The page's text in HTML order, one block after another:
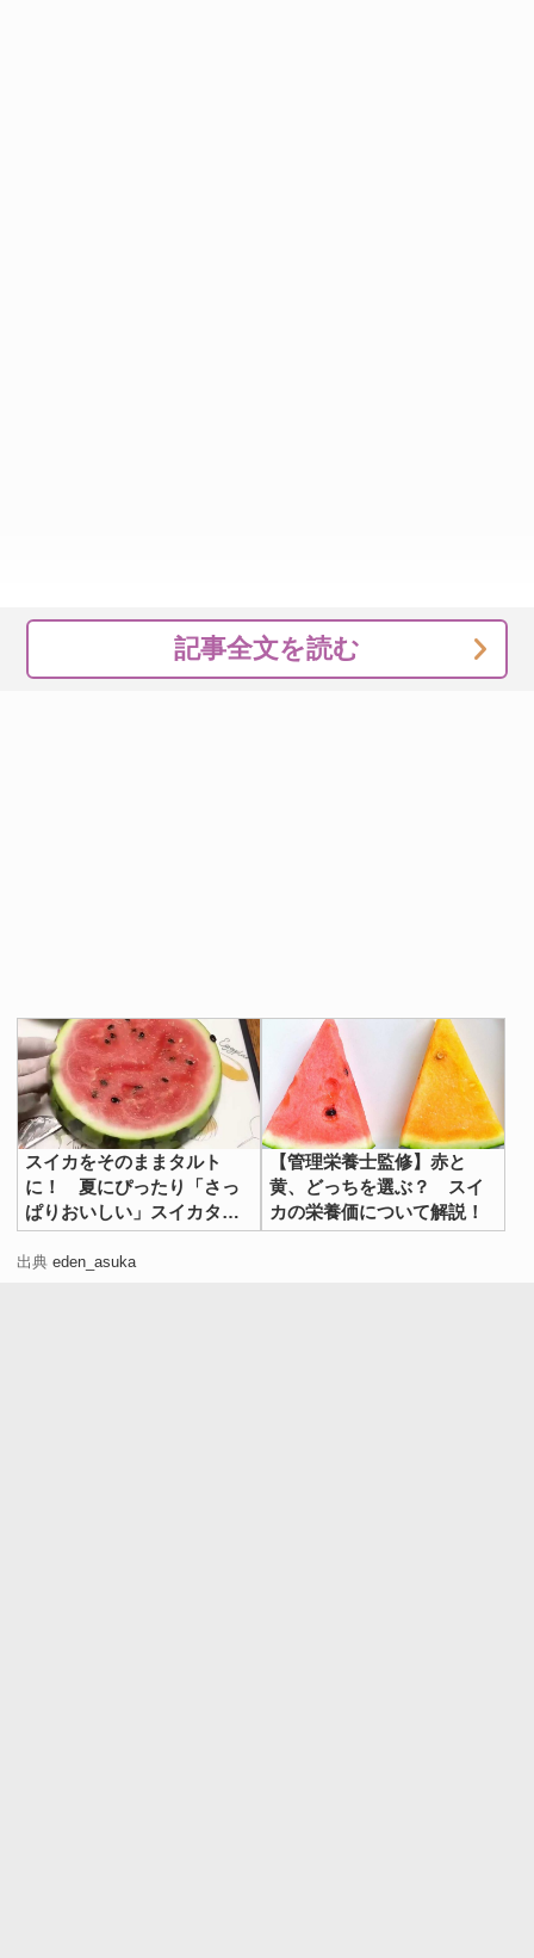
記事全文を読む
スイカをそのままタルト
に！ 夏にぴったり「さっ
ぱりおいしい」スイカタル
トの作り方
【管理栄養士監修】赤と
黄、どっちを選ぶ？ スイ
カの栄養価について解説！
出典 eden_asuka